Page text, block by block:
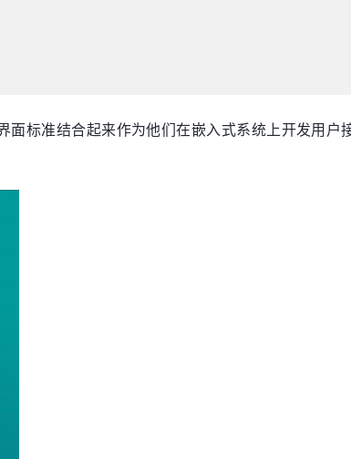
标准结合起来作为他们在嵌入式系统上开发用户